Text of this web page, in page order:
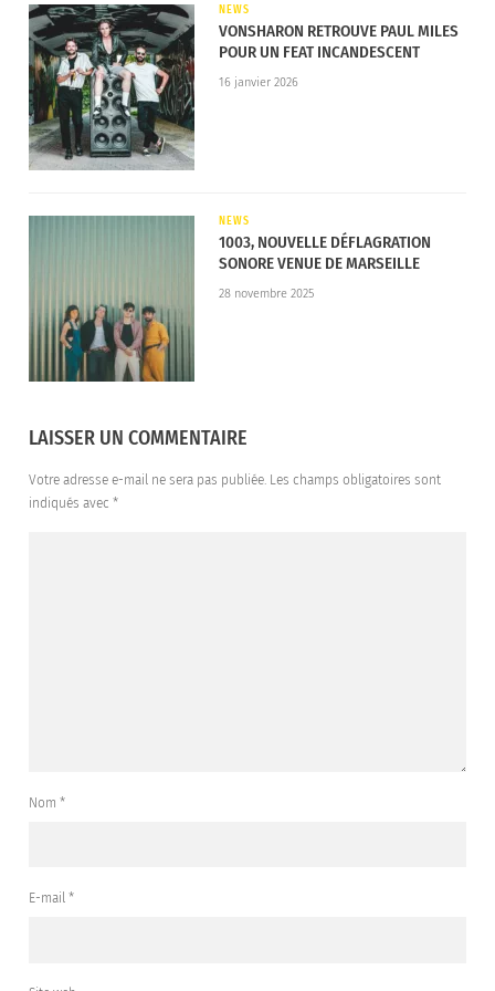
prochainement.
Voici la tracklist de Rushmere :
1. Malibu
2. Caroline
6. Where It Belongs
7. Anchor
8. Surrender
NEWS
VONSHARON RETROUVE PAUL MILES
POUR UN FEAT INCANDESCENT
16 janvier 2026
NEWS
1003, NOUVELLE DÉFLAGRATION
SONORE VENUE DE MARSEILLE
28 novembre 2025
LAISSER UN COMMENTAIRE
Votre adresse e-mail ne sera pas publiée. Les champs obligatoires sont
indiqués avec *
Nom *
E-mail *